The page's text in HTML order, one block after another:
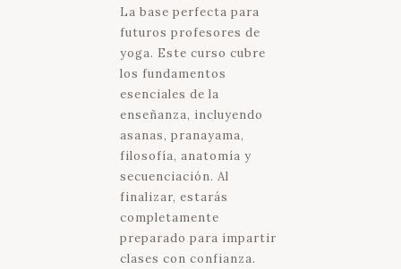
La base perfecta para
futuros profesores de
yoga. Este curso cubre
los fundamentos
esenciales de la
enseñanza, incluyendo
asanas, pranayama,
filosofía, anatomía y
secuenciación. Al
finalizar, estarás
completamente
preparado para impartir
clases con confianza.